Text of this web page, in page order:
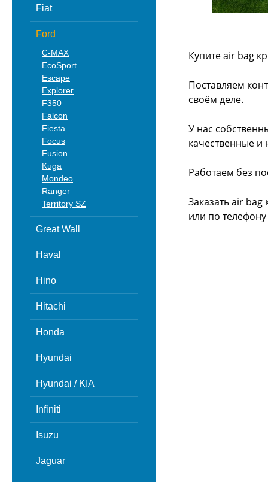
Fiat
Ford
C-MAX
EcoSport
Escape
Explorer
F350
Falcon
Fiesta
Focus
Fusion
Kuga
Mondeo
Ranger
Territory SZ
Great Wall
Haval
Hino
Hitachi
Honda
Hyundai
Hyundai / KIA
Infiniti
Isuzu
Jaguar
Купите air bag
Поставляем
своём деле.
У нас
качественные и
Работаем без
Заказать air
или по